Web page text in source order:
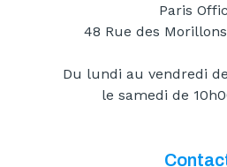
Paris
48 Rue des
Du lundi au vendredi
le samedi de